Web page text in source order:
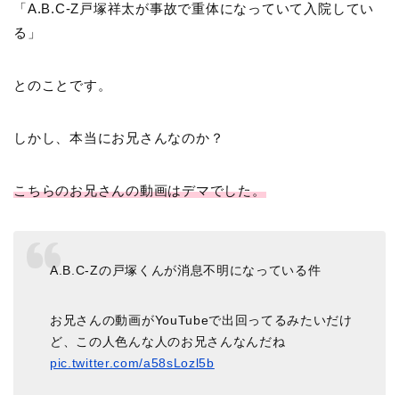
「A.B.C-Z戸塚祥太が事故で重体になっていて入院してい
る」
とのことです。
しかし、本当にお兄さんなのか？
こちらのお兄さんの動画はデマでした。
A.B.C-Zの戸塚くんが消息不明になっている件
お兄さんの動画がYouTubeで出回ってるみたいだけ
ど、この人色んな人のお兄さんなんだね
pic.twitter.com/a58sLozl5b